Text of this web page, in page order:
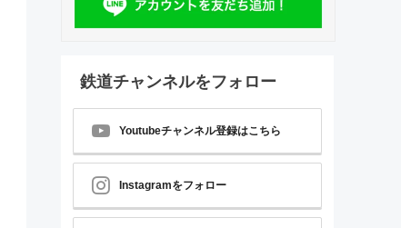
鉄道チャンネルをフォロー
Youtubeチャンネル登録はこちら
Instagramをフォロー